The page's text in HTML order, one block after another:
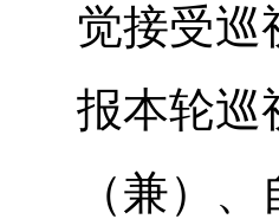
觉接受巡
报本轮巡
（兼）